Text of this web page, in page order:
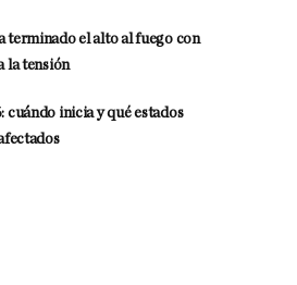
terminado el alto al fuego con
la tensión
cuándo inicia y qué estados